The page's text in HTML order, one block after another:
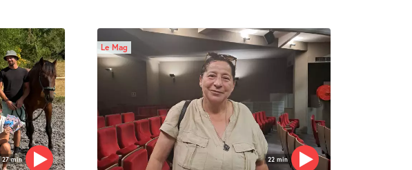
27 min 22 min
Le Mag